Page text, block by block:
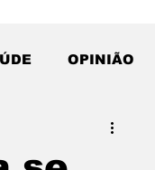
OPINIÃO